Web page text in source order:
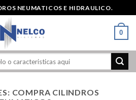
NEUMATICOS E HIDRAULICO.
0
COMPRA CILINDROS